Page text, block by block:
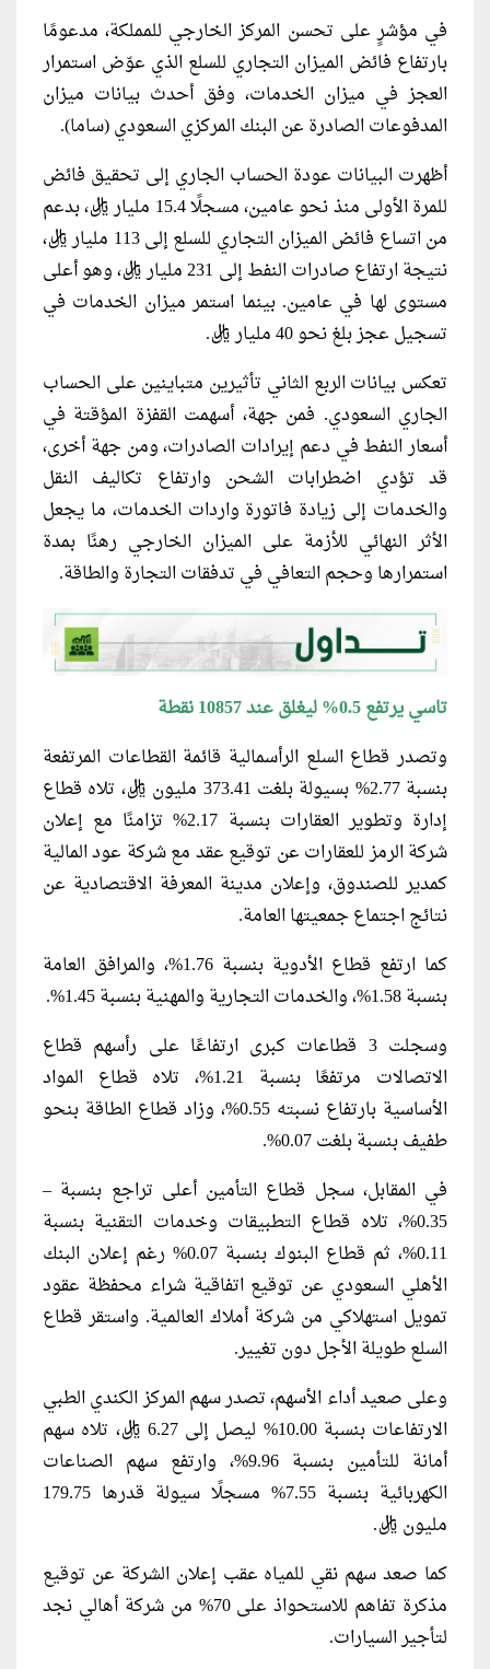
في مؤشرٍ على تحسن المركز الخارجي للمملكة، مدعومًا
بارتفاع فائض الميزان التجاري للسلع الذي عوّض استمرار
العجز في ميزان الخدمات، وفق أحدث بيانات ميزان
المدفوعات الصادرة عن البنك المركزي السعودي (ساما).
أظهرت البيانات عودة الحساب الجاري إلى تحقيق فائض
للمرة الأولى منذ نحو عامين، مسجلًا 15.4 مليار ريال، بدعم
من اتساع فائض الميزان التجاري للسلع إلى 113 مليار ريال،
نتيجة ارتفاع صادرات النفط إلى 231 مليار ريال، وهو أعلى
مستوى لها في عامين. بينما استمر ميزان الخدمات في
تسجيل عجز بلغ نحو 40 مليار ريال.
تعكس بيانات الربع الثاني تأثيرين متباينين على الحساب
الجاري السعودي. فمن جهة، أسهمت القفزة المؤقتة في
أسعار النفط في دعم إيرادات الصادرات، ومن جهة أخرى،
قد تؤدي اضطرابات الشحن وارتفاع تكاليف النقل
والخدمات إلى زيادة فاتورة واردات الخدمات، ما يجعل
الأثر النهائي للأزمة على الميزان الخارجي رهنًا بمدة
استمرارها وحجم التعافي في تدفقات التجارة والطاقة.
تاسي يرتفع 0.5% ليغلق عند 10857 نقطة
وتصدر قطاع السلع الرأسمالية قائمة القطاعات المرتفعة
بنسبة 2.77% بسيولة بلغت 373.41 مليون ريال، تلاه قطاع
إدارة وتطوير العقارات بنسبة 2.17% تزامنًا مع إعلان
شركة الرمز للعقارات عن توقيع عقد مع شركة عود المالية
كمدير للصندوق، وإعلان مدينة المعرفة الاقتصادية عن
نتائج اجتماع جمعيتها العامة.
كما ارتفع قطاع الأدوية بنسبة 1.76%، والمرافق العامة
بنسبة 1.58%، والخدمات التجارية والمهنية بنسبة 1.45%.
وسجلت 3 قطاعات كبرى ارتفاعًا على رأسهم قطاع
الاتصالات مرتفعًا بنسبة 1.21%، تلاه قطاع المواد
الأساسية بارتفاع نسبته 0.55%، وزاد قطاع الطاقة بنحو
طفيف بنسبة بلغت 0.07%.
في المقابل، سجل قطاع التأمين أعلى تراجع بنسبة –
0.35%، تلاه قطاع التطبيقات وخدمات التقنية بنسبة
0.11%، ثم قطاع البنوك بنسبة 0.07% رغم إعلان البنك
الأهلي السعودي عن توقيع اتفاقية شراء محفظة عقود
تمويل استهلاكي من شركة أملاك العالمية. واستقر قطاع
السلع طويلة الأجل دون تغيير.
وعلى صعيد أداء الأسهم، تصدر سهم المركز الكندي الطبي
الارتفاعات بنسبة 10.00% ليصل إلى 6.27 ريال، تلاه سهم
أمانة للتأمين بنسبة 9.96%، وارتفع سهم الصناعات
الكهربائية بنسبة 7.55% مسجلًا سيولة قدرها 179.75
مليون ريال.
كما صعد سهم نقي للمياه عقب إعلان الشركة عن توقيع
مذكرة تفاهم للاستحواذ على 70% من شركة أهالي نجد
لتأجير السيارات.